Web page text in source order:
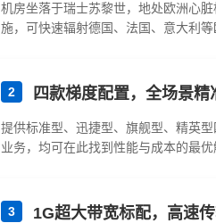
机房坐落于瑞士苏黎世，地处欧洲心
施，可快速辐射德国、法国、意大利
2 四款梯度配置，全场景精
提供标准型、迅捷型、旗舰型、精英
业务，均可在此找到性能与成本的最优
3 1G超大带宽标配，高速